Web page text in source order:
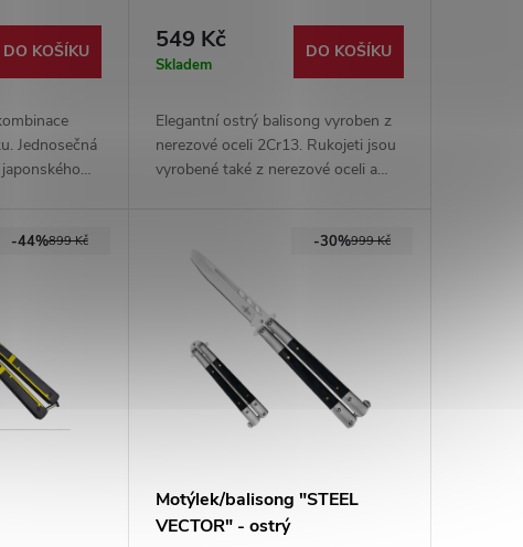
DO KOŠÍKU
Jednosečná
549 Kč
Skladem
DO KOŠÍKU
Elegantní ostrý balisong vyroben z
nerezové oceli 2Cr13. Rukojeti jsou
vyrobené také z nerezové oceli a
899 Kč
-44% 999 Kč
-30%
Motýlek/balisong "STEEL
VECTOR" - ostrý